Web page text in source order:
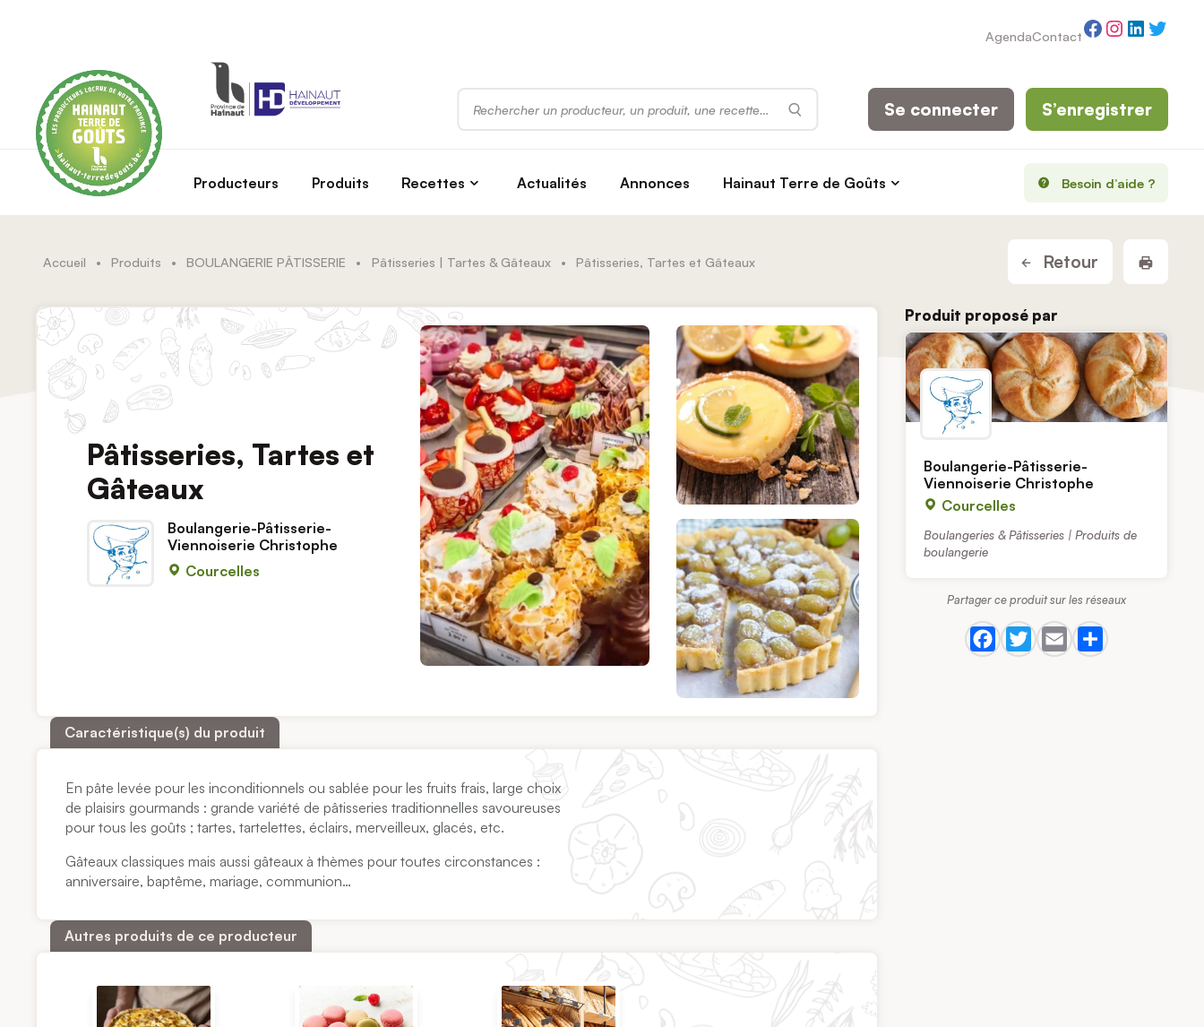
AgendaContactFacebook
Instagram
Rechercher
Producteurs Produits Recettes Actualités Annonces Hainaut Terre de Goûts Besoin d’aide ?
Se connecter S’enregistrer
Accueil • Produits • BOULANGERIE PÂTISSERIE • Pâtisseries | Tartes & Gâteaux • Pâtisseries, Tartes et Gâteaux Retour
Pâtisseries, Tartes et
Gâteaux
Boulangerie-Pâtisserie-
Viennoiserie Christophe
Courcelles
Caractéristique(s) du produit
En pâte levée pour les inconditionnels ou sablée pour les fruits frais, large choix
de plaisirs gourmands : grande variété de pâtisseries traditionnelles savoureuses
pour tous les goûts ; tartes, tartelettes, éclairs, merveilleux, glacés, etc.
Gâteaux classiques mais aussi gâteaux à thèmes pour toutes circonstances :
anniversaire, baptême, mariage, communion…
Autres produits de ce producteur
Produit proposé par
Boulangerie-Pâtisserie-
Viennoiserie Christophe
Courcelles
Boulangeries & Pâtisseries | Produits de
boulangerie
Partager ce produit sur les réseaux